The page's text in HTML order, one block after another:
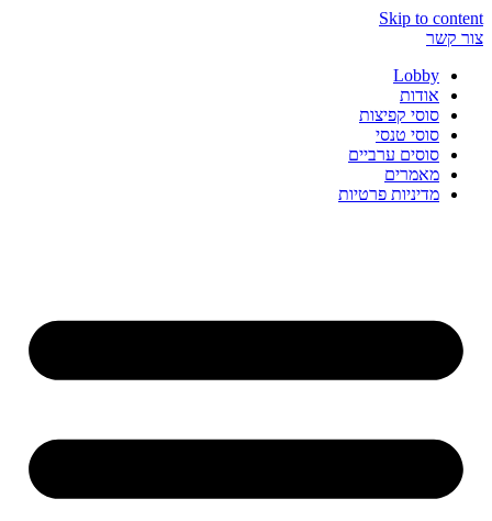
Skip to content
צור קשר
Lobby
אודות
סוסי קפיצות
סוסי טנסי
סוסים ערביים
מאמרים
מדיניות פרטיות